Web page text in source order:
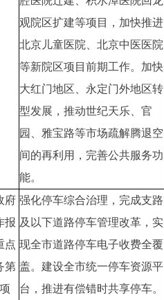
观院区扩建等项目，加快推进
北京儿童医院、北京中医医院
等新院区项目前期工作。加快
大红门地区、永定门外地区转
型发展，推动世纪天乐、官
园、雅宝路等市场疏解腾退空
间的再利用，完善公共服务功
能。
府
报
点
第
强化停车综合治理，完成支路
及以下道路停车管理改革，实
现全市道路停车电子收费全覆
盖。建设全市统一停车资源平
台，推进有偿错时共享停车。